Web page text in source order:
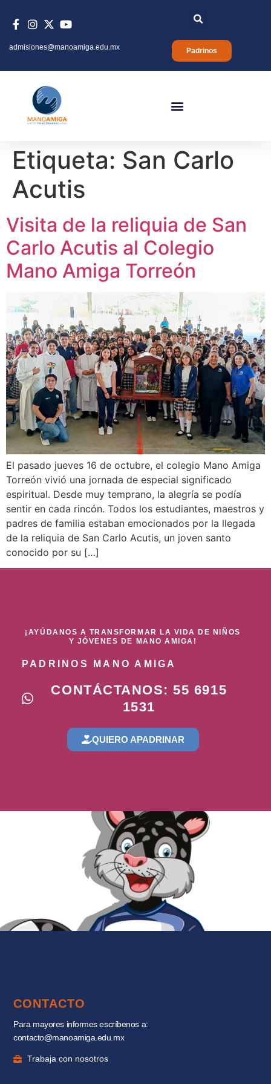
Padrinos
admisiones@manoamiga.edu.mx
Etiqueta: San Carlo
Acutis
Visita de la reliquia de San
Carlo Acutis al Colegio
Mano Amiga Torreón
El pasado jueves 16 de octubre, el colegio Mano Amiga
Torreón vivió una jornada de especial significado
espiritual. Desde muy temprano, la alegría se podía
sentir en cada rincón. Todos los estudiantes, maestros y
padres de familia estaban emocionados por la llegada
de la reliquia de San Carlo Acutis, un joven santo
conocido por su […]
¡AYÚDANOS A TRANSFORMAR LA VIDA DE NIÑOS
Y JÓVENES DE MANO AMIGA!
PADRINOS MANO AMIGA
CONTÁCTANOS: 55 6915
1531
QUIERO APADRINAR
CONTACTO
Para mayores informes escríbenos a:
contacto@manoamiga.edu.mx
Trabaja con nosotros